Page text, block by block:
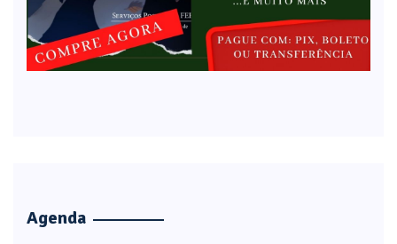
Agenda